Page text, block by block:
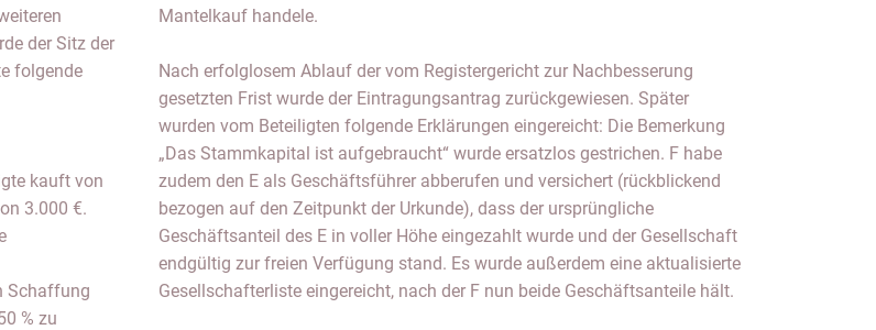
der Sitz der
folgende
kauft von
3.000 €.
Schaffung
% zu
Mantelkauf handele.
Nach erfolglosem Ablauf der vom Registergericht zur Nachbesserung
gesetzten Frist wurde der Eintragungsantrag zurückgewiesen. Später
wurden vom Beteiligten folgende Erklärungen eingereicht: Die Bemerkung
„Das Stammkapital ist aufgebraucht“ wurde ersatzlos gestrichen. F habe
zudem den E als Geschäftsführer abberufen und versichert (rückblickend
bezogen auf den Zeitpunkt der Urkunde), dass der ursprüngliche
Geschäftsanteil des E in voller Höhe eingezahlt wurde und der Gesellschaft
endgültig zur freien Verfügung stand. Es wurde außerdem eine aktualisierte
Gesellschafterliste eingereicht, nach der F nun beide Geschäftsanteile hält.